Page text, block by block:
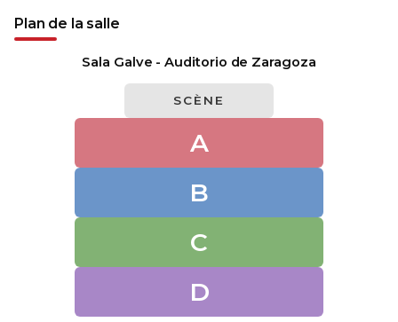
Plan de la salle
Sala Galve - Auditorio de Zaragoza
SCÈNE
A
B
C
D